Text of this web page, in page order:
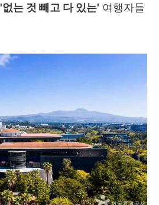
'없는 것 빼고 다 있는' 여행자들